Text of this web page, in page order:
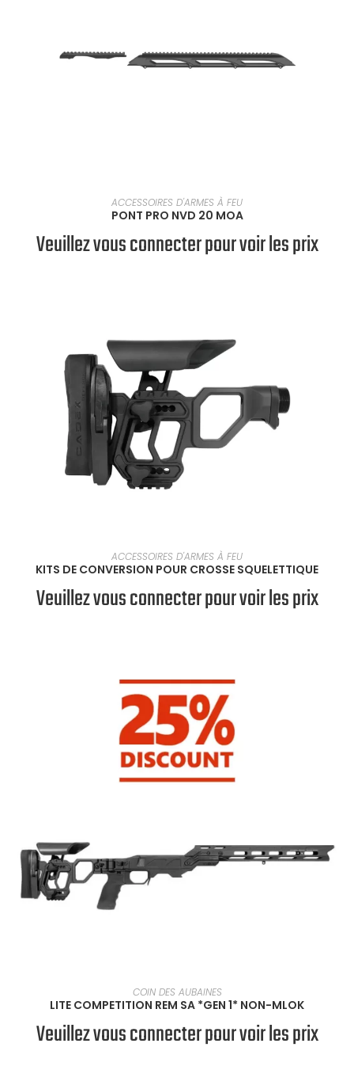
SÉLECTIONNER UNE OPTION
ACCESSOIRES D'ARMES À FEU
PONT PRO NVD 20 MOA
Veuillez vous connecter pour voir les prix
SÉLECTIONNER UNE OPTION
ACCESSOIRES D'ARMES À FEU
KITS DE CONVERSION POUR CROSSE SQUELETTIQUE
Veuillez vous connecter pour voir les prix
SÉLECTIONNER UNE OPTION
COIN DES AUBAINES
LITE COMPETITION REM SA *GEN 1* NON-MLOK
Veuillez vous connecter pour voir les prix